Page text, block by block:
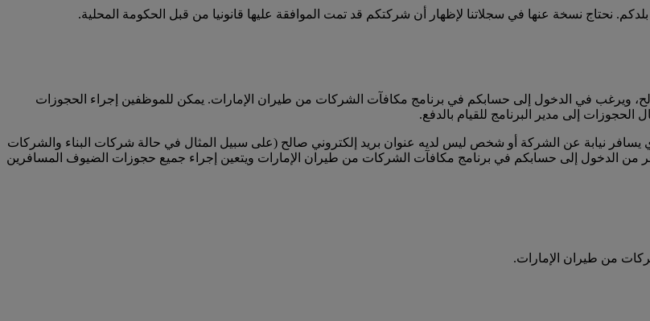
نحتاج نسخة عنها في سجلاتنا لإظهار أن شركتكم قد تمت الموافقة عليها قانونيا من قبل الحكومة المحلية.
ويرغب في الدخول إلى حسابكم في برنامج مكافآت الشركات من طيران الإمارات. يمكن للموظفين إجراء الحجوزات
إلى مدير البرنامج للقيام بالدفع.
نيابة عن الشركة أو شخص ليس لديه عنوان بريد إلكتروني صالح (على سبيل المثال في حالة شركات البناء والشركات
من الدخول إلى حسابكم في برنامج مكافآت الشركات من طيران الإمارات ويتعين إجراء جميع حجوزات الضيوف المسافرين
من طيران الإمارات.